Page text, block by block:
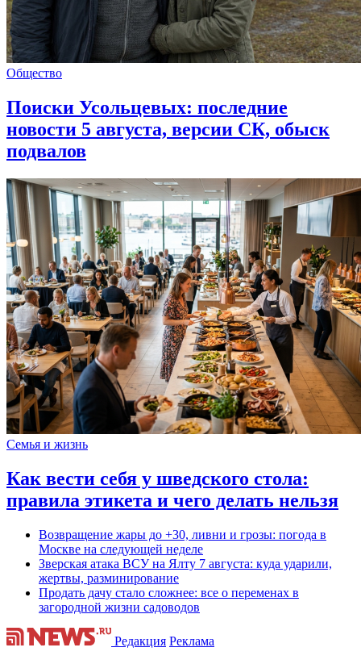
Общество
Поиски Усольцевых: последние
новости 5 августа, версии СК, обыск
подвалов
Семья и жизнь
Как вести себя у шведского стола:
правила этикета и чего делать нельзя
Возвращение жары до +30, ливни и грозы: погода в
Москве на следующей неделе
Зверская атака ВСУ на Ялту 7 августа: куда ударили,
жертвы, разминирование
Продать дачу стало сложнее: все о переменах в
загородной жизни садоводов
Редакция Реклама